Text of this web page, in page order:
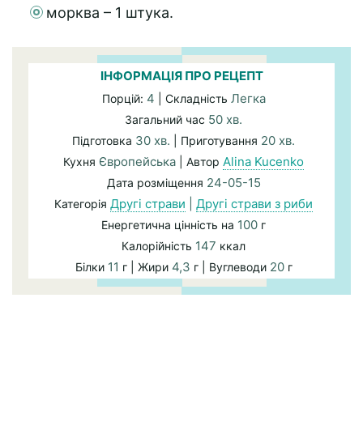
морква – 1 штука.
ІНФОРМАЦІЯ ПРО РЕЦЕПТ
Порцій: 4 | Складність Легка
Загальний час 50 хв.
Підготовка 30 хв. | Приготування 20 хв.
Кухня Європейська | Автор Alina Kucenko
Дата розміщення 24-05-15
Категорія Другі страви Другі страви з риби
Енергетична цінність на 100 г
Калорійність 147 ккал
Білки 11 г | Жири 4,3 г | Вуглеводи 20г